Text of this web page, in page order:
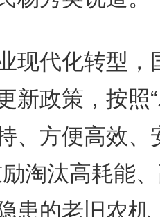
代化转型，
新政策，按照
、方便高效、
淘汰高耗能
患的老旧农机